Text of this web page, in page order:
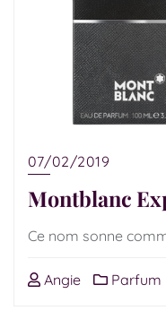
07/02/2019
Montblanc
Ce nom sonne
Angie Parfum